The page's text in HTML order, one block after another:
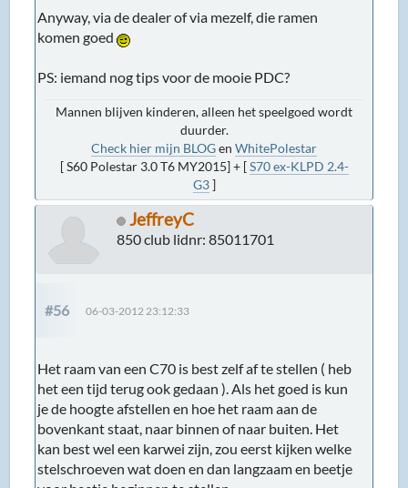
Anyway, via de dealer of via mezelf, die ramen
komen goed
PS: iemand nog tips voor de mooie PDC?
Mannen blijven kinderen, alleen het speelgoed wordt
duurder.
Check hier mijn BLOGen WhitePolestar
[ S60 Polestar 3.0 T6 MY2015] + [S70 ex-KLPD 2.4-
G3]
JeffreyC
850 club lidnr: 85011701
#56 06-03-2012 23:12:33
Het raam van een C70 is best zelf af te stellen ( heb
het een tijd terug ook gedaan ). Als het goed is kun
je de hoogte afstellen en hoe het raam aan de
bovenkant staat, naar binnen of naar buiten. Het
kan best wel een karwei zijn, zou eerst kijken welke
stelschroeven wat doen en dan langzaam en beetje